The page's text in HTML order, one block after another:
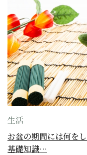
生活
お盆の期間には何を
基礎知識…